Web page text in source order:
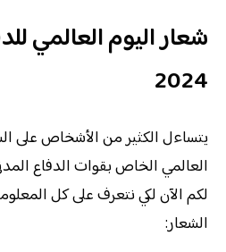
شعار اليوم العالمي
2024
يتساءل الكثير من الأشخاص على
العالمي الخاص بقوات الدفاع
لكم الآن لكي نتعرف على كل
الشعار: